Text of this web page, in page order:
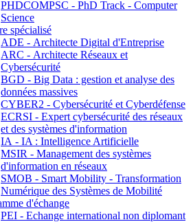
PHDCOMPSC - PhD Track - Computer
Science
spécialisé
ADE - Architecte Digital d'Entreprise
ARC - Architecte Réseaux et
Cybersécurité
BGD - Big Data : gestion et analyse des
données massives
CYBER2 - Cybersécurité et Cyberdéfense
ECRSI - Expert cybersécurité des réseaux
et des systèmes d'information
IA - IA : Intelligence Artificielle
MSIR - Management des systèmes
d'information en réseaux
SMOB - Smart Mobility - Transformation
Numérique des Systèmes de Mobilité
d'échange
PEI - Echange international non diplomant